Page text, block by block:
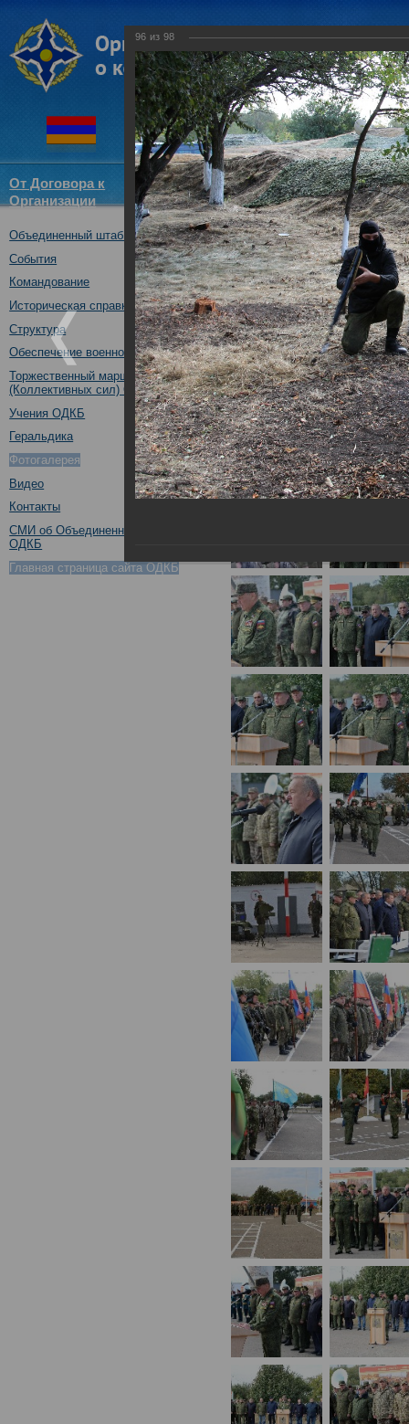
От Договора к
Организации
Структура
ОДКБ
Новости
Объединенный штаб ОДКБ
События
Командование
Историческая справка
Структура
Обеспечение военной безопасности
Торжественный марш Войск
(Коллективных сил) ОДКБ
Учения ОДКБ
Геральдика
Фотогалерея
Видео
Контакты
СМИ об Объединенном штабе
ОДКБ
Главная страница сайта ОДКБ
Открытие оперативно-
03.10.2017
96 из 98